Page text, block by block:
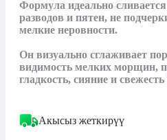
Формула идеально сливается
разводов и пятен, не
мелкие неровности.
Он визуально сглаживает
видимость мелких морщин,
гладкость, сияние и
Акысыз жеткирүү